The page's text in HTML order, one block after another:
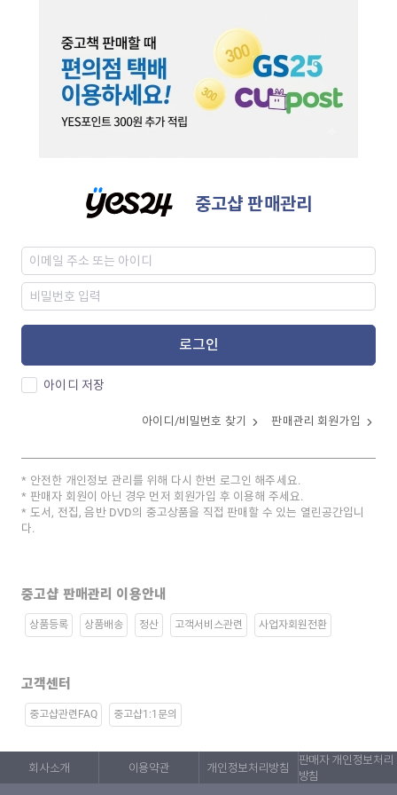
중고샵 판매관리
로그인
아이디 저장
아이디/비밀번호 찾기 판매관리 회원가입
안전한 개인정보 관리를 위해 다시 한번 로그인 해주세요.
판매자 회원이 아닌 경우 먼저 회원가입 후 이용해 주세요.
도서, 전집, 음반 DVD의 중고상품을 직접 판매할 수 있는 열린공간입니
다.
중고샵 판매관리 이용안내
상품등록 상품배송 정산 고객서비스관련 사업자회원전환
고객센터
중고샵관련FAQ 중고샵1:1문의
회사소개 이용약관 개인정보처리방침
판매자 개인정보처리
방침